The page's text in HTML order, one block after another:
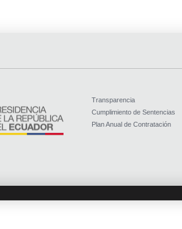
Transparencia
Cumplimiento de Sentencias
Plan Anual de Contratación